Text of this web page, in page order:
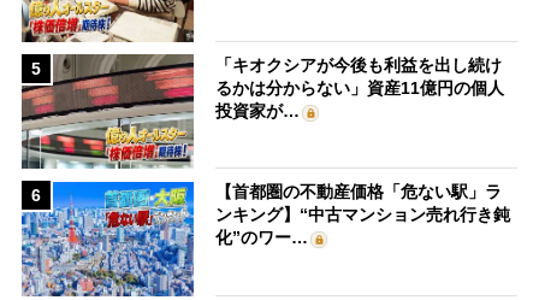
5
「キオクシアが今後も利益を出し続け
るかは分からない」資産11億円の個人
投資家が…
6
【首都圏の不動産価格「危ない駅」ラ
ンキング】“中古マンション売れ行き鈍
化”のワー…